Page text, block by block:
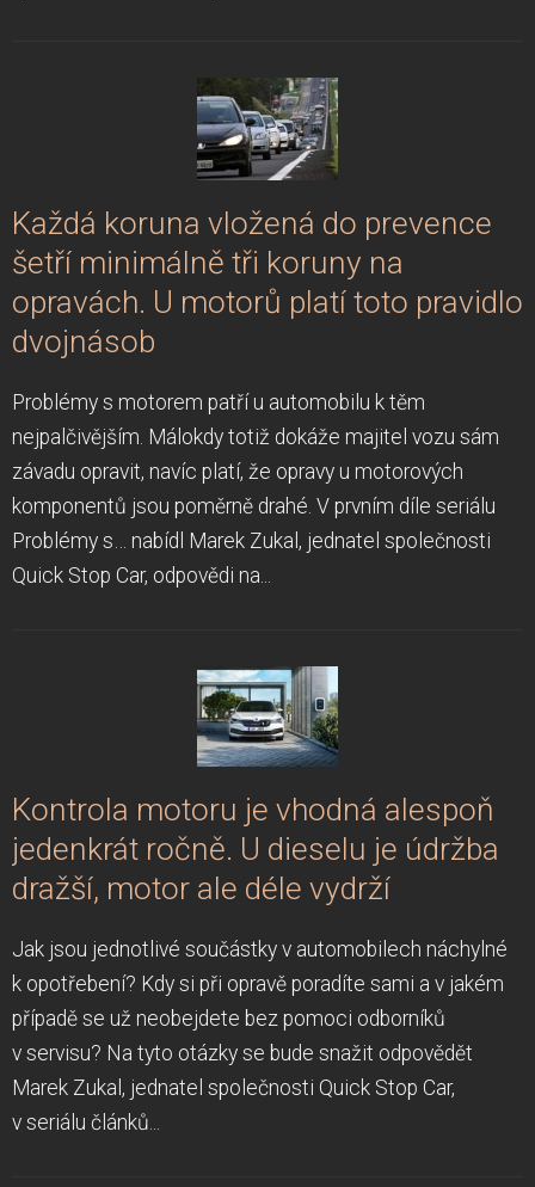
Každá koruna vložená do prevence
šetří minimálně tři koruny na
opravách. U motorů platí toto pravidlo
dvojnásob
Problémy s motorem patří u automobilu k těm
nejpalčivějším. Málokdy totiž dokáže majitel vozu sám
závadu opravit, navíc platí, že opravy u motorových
komponentů jsou poměrně drahé. V prvním díle seriálu
Problémy s… nabídl Marek Zukal, jednatel společnosti
Quick Stop Car, odpovědi na...
Kontrola motoru je vhodná alespoň
jedenkrát ročně. U dieselu je údržba
dražší, motor ale déle vydrží
Jak jsou jednotlivé součástky v automobilech náchylné
k opotřebení? Kdy si při opravě poradíte sami a v jakém
případě se už neobejdete bez pomoci odborníků
v servisu? Na tyto otázky se bude snažit odpovědět
Marek Zukal, jednatel společnosti Quick Stop Car,
v seriálu článků...